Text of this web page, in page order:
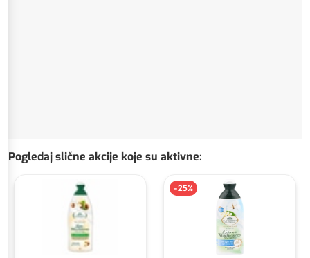
Pogledaj slične akcije koje su aktivne:
-25%